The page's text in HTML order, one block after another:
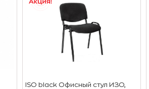
ISO black Офисный стул ИЗО,